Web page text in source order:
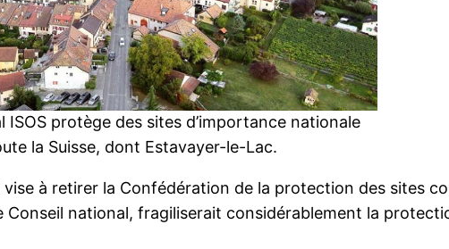
ISOS protège des sites d’importance nationale
la Suisse, dont Estavayer-le-Lac.
vise à retirer la Confédération de la protection des sites
national, fragiliserait considérablement la